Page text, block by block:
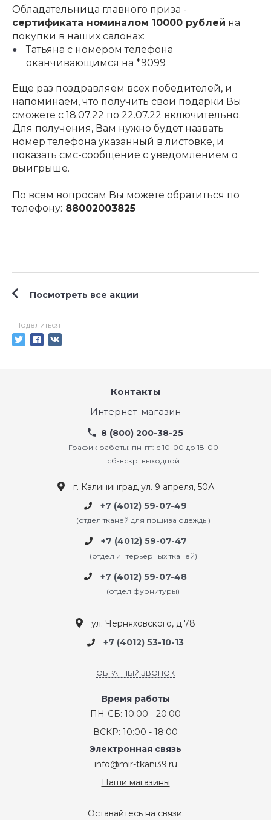
Обладательница главного приза -
сертификата номиналом 10000 рублей на
покупки в наших салонах:
Татьяна с номером телефона
оканчивающимся на *9099
Еще раз поздравляем всех победителей, и
напоминаем, что получить свои подарки Вы
сможете с 18.07.22 по 22.07.22 включительно.
Для получения, Вам нужно будет назвать
номер телефона указанный в листовке, и
показать смс-сообщение с уведомлением о
выигрыше.
По всем вопросам Вы можете обратиться по
телефону: 88002003825
Посмотреть все акции
Поделиться
Контакты
Интернет-магазин
8 (800) 200-38-25
График работы: пн-пт: с 10-00 до 18-00
сб-вскр: выходной
г. Калининград ул. 9 апреля, 50А
+7 (4012) 59-07-49
(отдел тканей для пошива одежды)
+7 (4012) 59-07-47
(отдел интерьерных тканей)
+7 (4012) 59-07-48
(отдел фурнитуры)
ул. Черняховского, д.78
+7 (4012) 53-10-13
ОБРАТНЫЙ ЗВОНОК
Время работы
ПН-СБ: 10:00 - 20:00
ВСКР: 10:00 - 18:00
Электронная связь
info@mir-tkani39.ru
Наши магазины
Оставайтесь на связи: